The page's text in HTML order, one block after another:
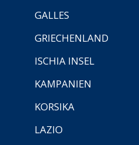
GALLES
GRIECHENLAND
ISCHIA INSEL
KAMPANIEN
KORSIKA
LAZIO